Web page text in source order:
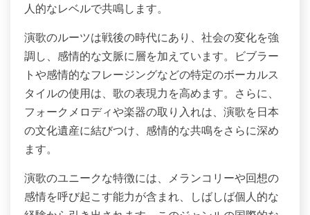
人的なレベルで共鳴します。
演歌のルーツは戦後の時代にあり、社会の変化を強
調し、感情的な文脈に層を加えています。ビブラー
トや感情的なフレージングなどの特定のボーカルス
タイルの使用は、歌の表現力を高めます。さらに、
フォークメロディや楽器の取り入れは、演歌を日本
の文化遺産に結びつけ、感情的な共鳴をさらに深め
ます。
演歌のユニークな特徴には、メランコリーや回想の
感情を呼び起こす能力が含まれ、しばしば個人的な